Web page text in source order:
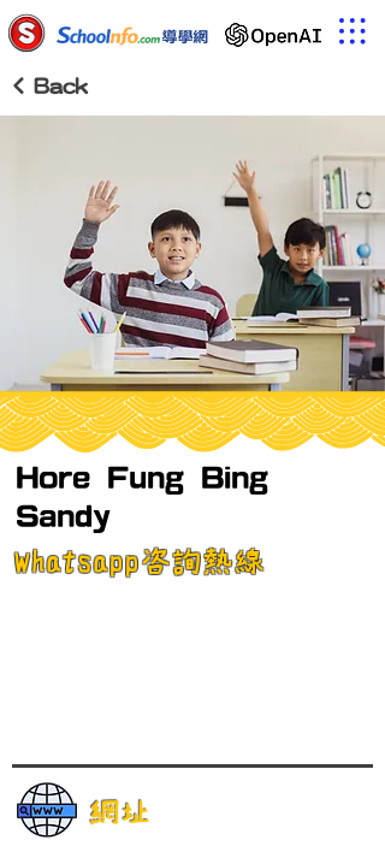
< Back
Hore Fung Bing
Sandy
Whatsapp咨詢熱線
網址